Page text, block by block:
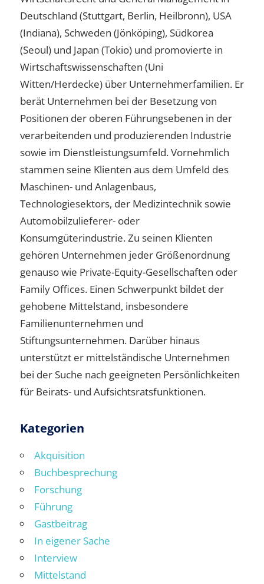
Deutschland (Stuttgart, Berlin, Heilbronn), USA
(Indiana), Schweden (Jönköping), Südkorea
(Seoul) und Japan (Tokio) und promovierte in
Wirtschaftswissenschaften (Uni
Witten/Herdecke) über Unternehmerfamilien. Er
berät Unternehmen bei der Besetzung von
Positionen der oberen Führungsebenen in der
verarbeitenden und produzierenden Industrie
sowie im Dienstleistungsumfeld. Vornehmlich
stammen seine Klienten aus dem Umfeld des
Maschinen- und Anlagenbaus,
Technologiesektors, der Medizintechnik sowie
Automobilzulieferer- oder
Konsumgüterindustrie. Zu seinen Klienten
gehören Unternehmen jeder Größenordnung
genauso wie Private-Equity-Gesellschaften oder
Family Offices. Einen Schwerpunkt bildet der
gehobene Mittelstand, insbesondere
Familienunternehmen und
Stiftungsunternehmen. Darüber hinaus
unterstützt er mittelständische Unternehmen
bei der Suche nach geeigneten Persönlichkeiten
für Beirats- und Aufsichtsratsfunktionen.
Kategorien
Akquisition
Buchbesprechung
Forschung
Führung
Gastbeitrag
In eigener Sache
Interview
Mittelstand